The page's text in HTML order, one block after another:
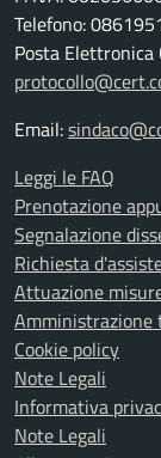
Telefono:
Posta Elettronica
Email:
Leggi le FAQ
Prenotazione
Segnalazione
Richiesta
Attuazione
Amministrazione
Cookie policy
Note Legali
Informativa
Note Legali